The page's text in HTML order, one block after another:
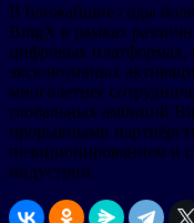
В ближайшие годы
BingX в рамках
цифровых платформах,
эксклюзивных
многолетнее
глобальных амбиций
прорывными
позиционированием и
индустрии.